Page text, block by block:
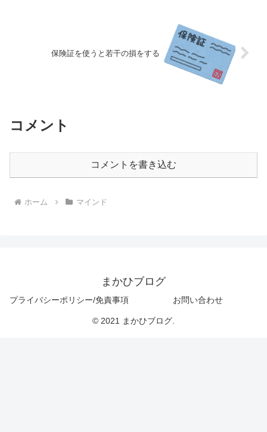
保険証を使うと若干の損をする
コメント
コメントを書き込む
ホーム マインド
まかひブログ
プライバシーポリシー/免責事項 お問い合わせ
© 2021 まかひブログ.